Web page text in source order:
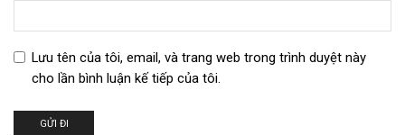
Lưu tên của tôi, email, và trang web trong trình duyệt này
cho lần bình luận kế tiếp của tôi.